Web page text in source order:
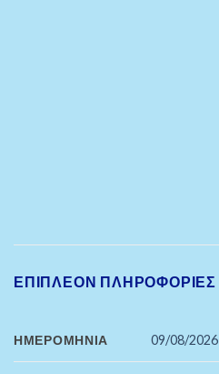
ΕΠΙΠΛΈΟΝ ΠΛΗΡΟΦΟΡΊΕΣ
ΗΜΕΡΟΜΗΝΊΑ 09/08/2026